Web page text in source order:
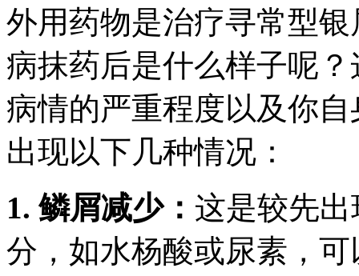
外用药物是治疗寻常型
病抹药后是什么样子呢
病情的严重程度以及你
出现以下几种情况：
1. 鳞屑减少： 这是较先
分，如水杨酸或尿素，